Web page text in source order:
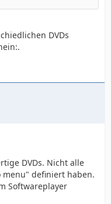
DVDs
DVDs. Nicht alle
definiert haben.
Softwareplayer